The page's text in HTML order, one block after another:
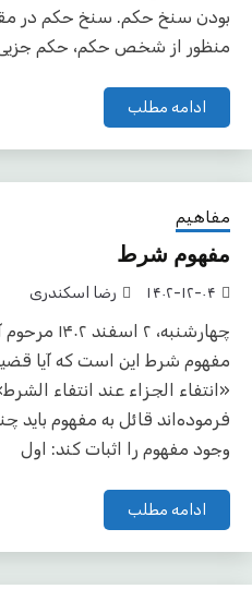
بودن سنخ حکم. سنخ حکم در
منظور از شخص حکم، حکم
ادامه مطلب
مفاهیم
مفهوم شرط
۱۴۰۲-۱۲-۰۴ رضا اسکندری
چهارشنبه،
مفهوم شرط این است که آیا
«انتفاء الجزاء عند انتفاء
فرموده‌اند قائل به مفهوم باید
وجود مفهوم را اثبات کند: اول
ادامه مطلب